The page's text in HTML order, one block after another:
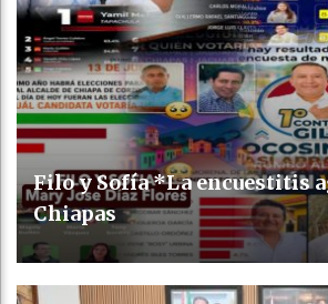
Filo y Sofía *La encuestitis
Chiapas